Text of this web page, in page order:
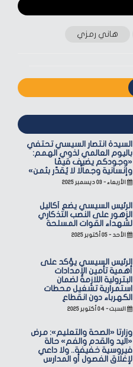
هاني رمزي
السيدة انتصار السيسي تحتفي
باليوم العالمي لذوي الهمم:
«وجودكم يضيف قيمًا
وإنسانية وجمالًا لا يُقدّر بثمن»
الأربعاء - ٠٣ ديسمبر ٢٠٢٥
الرئيس السيسي يضع أكاليل
الزهور على النصب التذكاري
لشهداء القوات المسلحة
الأحد - ٠٥ أكتوبر ٢٠٢٥
الرئيس السيسي يؤكد على
أهمية تأمين الإمدادات
البترولية اللازمة لضمان
استمرارية تشغيل محطات
الكهرباء دون انقطاع
السبت - ٠٤ أكتوبر ٢٠٢٥
وزارتا «الصحة والتعليم»: مرض
«اليد والقدم والفم» حالة
فيروسية خفيفة.. ولا داعي
لإغلاق الفصول أو المدارس